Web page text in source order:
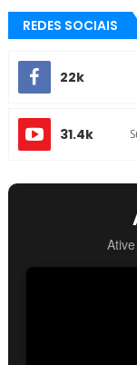
REDES SOCIAIS
22k
31.4k